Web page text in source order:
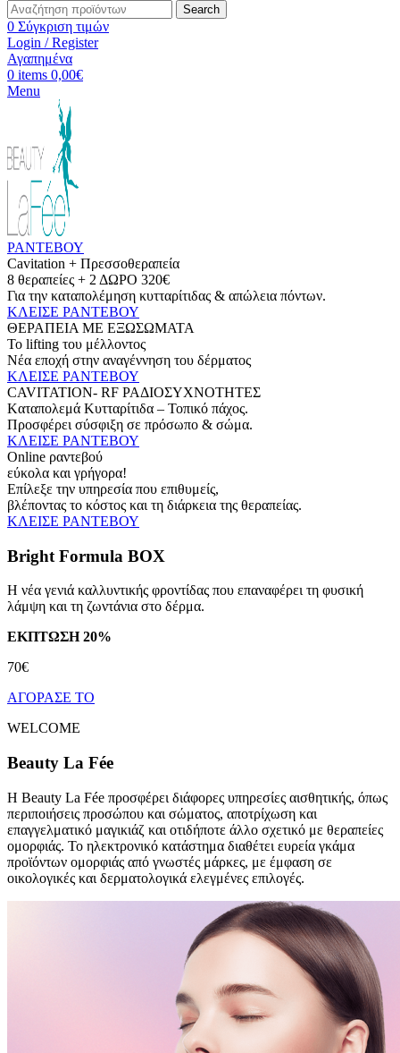
Search
0 Σύγκριση τιμών
Login / Register
Αγαπημένα
0 items 0,00€
Menu
ΡΑΝΤΕΒΟΥ
Cavitation + Πρεσσοθεραπεία
8 θεραπείες + 2 ΔΩΡΟ 320€
Για την καταπολέμηση κυτταρίτιδας & απώλεια πόντων.
ΚΛΕΙΣΕ ΡΑΝΤΕΒΟΥ
ΘΕΡΑΠΕΙΑ ΜΕ ΕΞΩΣΩΜΑΤΑ
Το lifting του μέλλοντος
Νέα εποχή στην αναγέννηση του δέρματος
ΚΛΕΙΣΕ ΡΑΝΤΕΒΟΥ
CAVITATION- RF ΡΑΔΙΟΣΥΧΝΟΤΗΤΕΣ
Kαταπολεμά Κυτταρίτιδα – Τοπικό πάχος.
Προσφέρει σύσφιξη σε πρόσωπο & σώμα.
ΚΛΕΙΣΕ ΡΑΝΤΕΒΟΥ
Online ραντεβού
εύκολα και γρήγορα!
Επίλεξε την υπηρεσία που επιθυμείς,
βλέποντας το κόστος και τη διάρκεια της θεραπείας.
ΚΛΕΙΣΕ ΡΑΝΤΕΒΟΥ
Bright Formula BOX
H νέα γενιά καλλυντικής φροντίδας που επαναφέρει τη φυσική
λάμψη και τη ζωντάνια στο δέρμα.
ΕΚΠΤΩΣΗ 20%
70€
ΑΓΟΡΑΣΕ ΤΟ
WELCOME
Beauty La Fée
H Beauty La Fée προσφέρει διάφορες υπηρεσίες αισθητικής, όπως
περιποιήσεις προσώπου και σώματος, αποτρίχωση και
επαγγελματικό μαγικιάζ και οτιδήποτε άλλο σχετικό με θεραπείες
ομορφιάς. Το ηλεκτρονικό κατάστημα διαθέτει ευρεία γκάμα
προϊόντων ομορφιάς από γνωστές μάρκες, με έμφαση σε
οικολογικές και δερματολογικά ελεγμένες επιλογές.